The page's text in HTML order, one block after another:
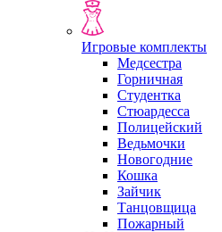
Игровые комплекты
Медсестра
Горничная
Студентка
Стюардесса
Полицейский
Ведьмочки
Новогодние
Кошка
Зайчик
Танцовщица
Пожарный